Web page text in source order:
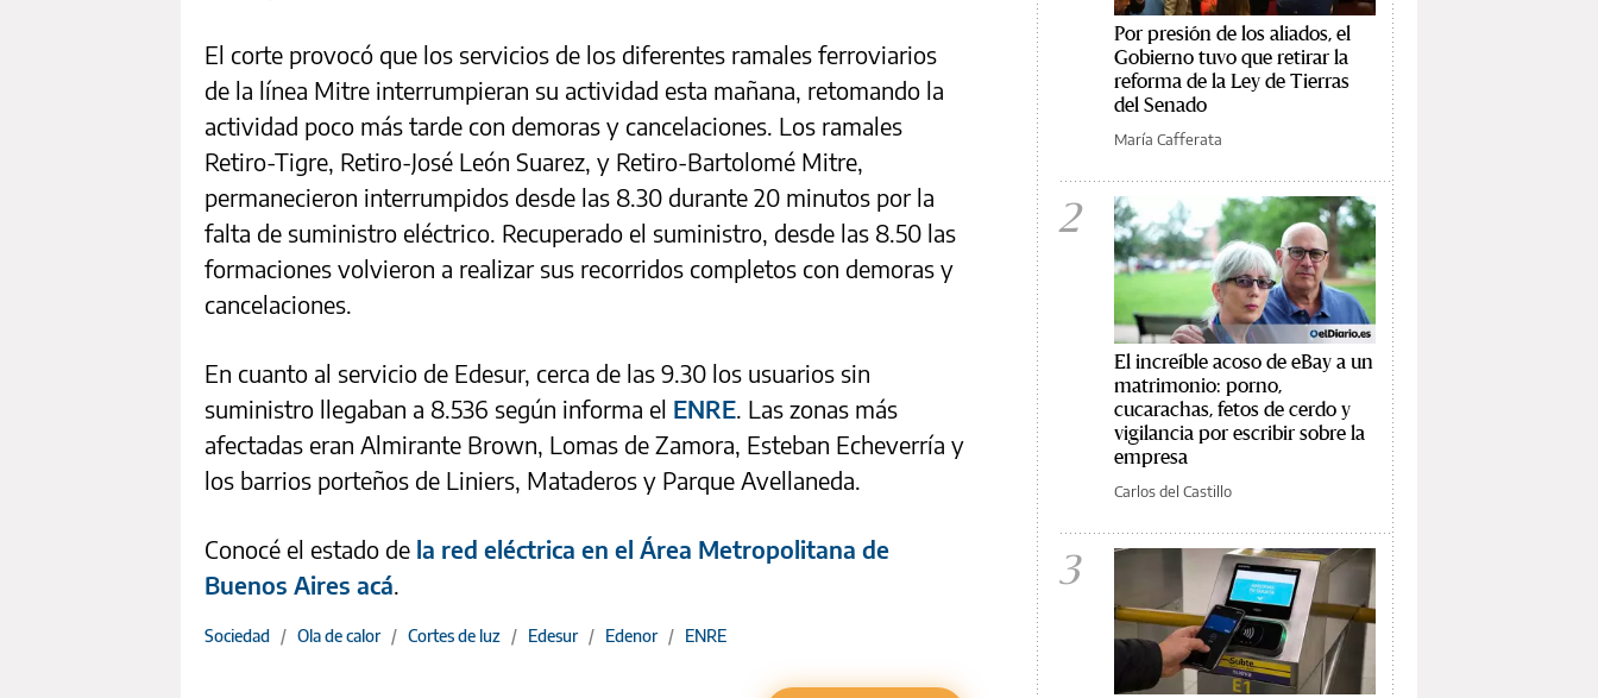
El corte provocó que los servicios de los diferentes ramales ferroviarios
de la línea Mitre interrumpieran su actividad esta mañana, retomando la
actividad poco más tarde con demoras y cancelaciones. Los ramales
Retiro-Tigre, Retiro-José León Suarez, y Retiro-Bartolomé Mitre,
permanecieron interrumpidos desde las 8.30 durante 20 minutos por la
falta de suministro eléctrico. Recuperado el suministro, desde las 8.50 las
formaciones volvieron a realizar sus recorridos completos con demoras y
cancelaciones.
En cuanto al servicio de Edesur, cerca de las 9.30 los usuarios sin
suministro llegaban a 8.536 según informa el ENRE. Las zonas más
afectadas eran Almirante Brown, Lomas de Zamora, Esteban Echeverría y
los barrios porteños de Liniers, Mataderos y Parque Avellaneda.
Conocé el estado de la red eléctrica en el Área Metropolitana de
Buenos Aires acá.
Sociedad / Ola de calor / Cortes de luz / Edesur / Edenor / ENRE
Por presión de los aliados, el
Gobierno tuvo que retirar la
reforma de la Ley de Tierras
del Senado
María Cafferata
2
El increíble acoso de eBay a un
matrimonio: porno,
cucarachas, fetos de cerdo y
vigilancia por escribir sobre la
empresa
Carlos del Castillo
3